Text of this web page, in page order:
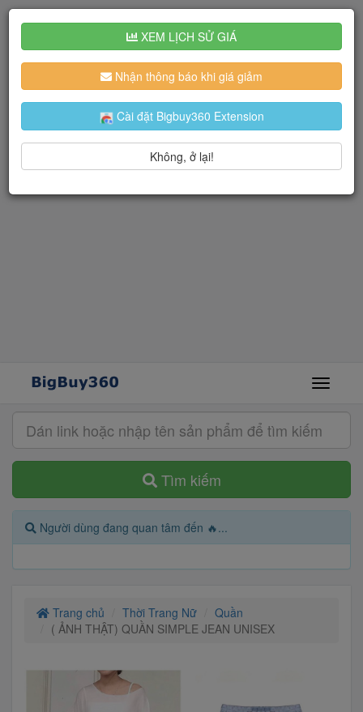
Tìm kiếm
Người dùng đang quan tâm đến 🔥...
Trang chủ Thời Trang Nữ
Quần
( ẢNH THẬT) QUẦN SIMPLE JEAN UNISEX
XEM LỊCH SỬ GIÁ
Nhận thông báo khi giá giảm
Cài đặt Bigbuy360 Extension
Không, ở lại!